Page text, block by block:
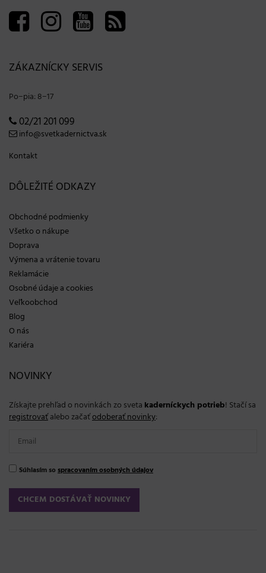
ZÁKAZNÍCKY SERVIS
Po−pia: 8−17
02/21 201 099
info@svetkadernictva.sk
Kontakt
DÔLEŽITÉ ODKAZY
Obchodné podmienky
Všetko o nákupe
Doprava
Výmena a vrátenie tovaru
Reklamácie
Osobné údaje a cookies
Veľkoobchod
Blog
O nás
Kariéra
NOVINKY
Získajte prehľad o novinkách zo sveta kaderníckych potrieb! Stačí sa
registrovaťalebo začaťodoberať novinky:
Súhlasím so spracovaním osobných údajov